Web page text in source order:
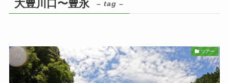
大豊川口〜豊永 – tag –
ツアー